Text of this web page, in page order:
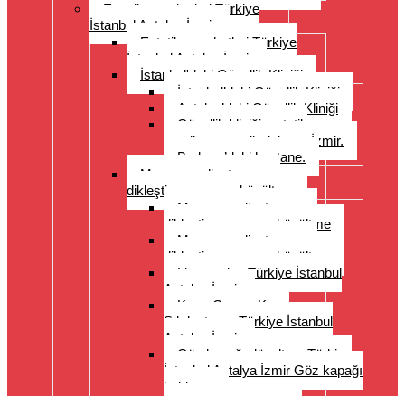
Estetik seyahatleri Türkiye
İstanbul Antalya İzmir
Estetik seyahatleri Türkiye
İstanbul Antalya İzmir
İstanbul'daki Güzellik Kliniği
İstanbul’daki Güzellik Kliniği
Antalya’daki Güzellik Kliniği
Güzellik kliniği, estetik
ameliyat, estetik doktoru İzmir.
Bodrum’daki hastane.
Meme ameliyatı: meme
dikleştirme, meme küçültme
Meme ameliyatı: meme
dikleştirme, meme küçültme
Meme ameliyatı: meme
dikleştirme, meme küçültme
Liposuction Türkiye İstanbul
Antalya İzmir
Karın Germe Karın
Sıkılaştırma Türkiye İstanbul
Antalya İzmir
Göz kapağı düzeltme Türkiye
İstanbul Antalya İzmir Göz kapağı
kaldırma